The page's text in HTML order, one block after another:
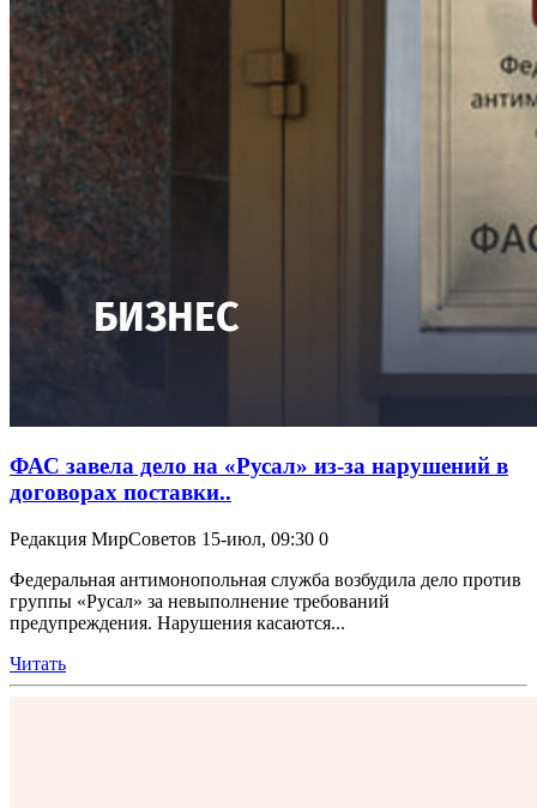
ФАС завела дело на «Русал» из-за нарушений в
договорах поставки..
Редакция МирСоветов 15-июл, 09:30 0
Федеральная антимонопольная служба возбудила дело против
группы «Русал» за невыполнение требований
предупреждения. Нарушения касаются...
Читать